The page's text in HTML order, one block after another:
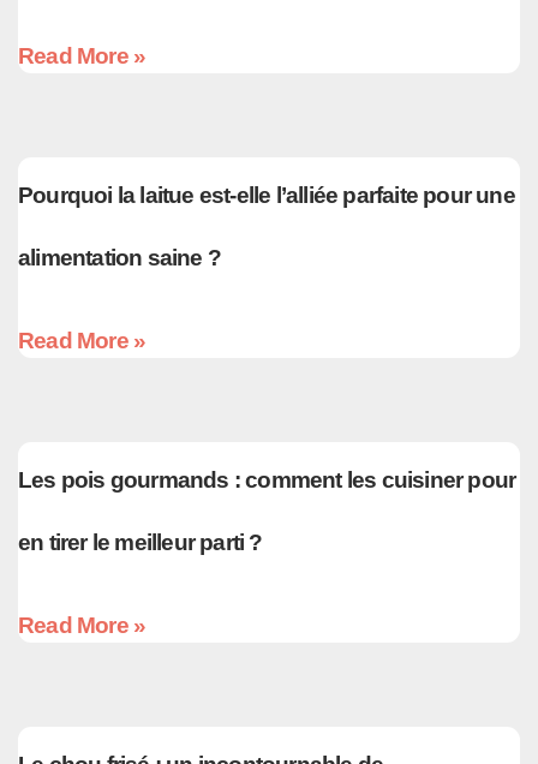
Read More »
Pourquoi la laitue est-elle l’alliée parfaite pour une
alimentation saine ?
Read More »
Les pois gourmands : comment les cuisiner pour
en tirer le meilleur parti ?
Read More »